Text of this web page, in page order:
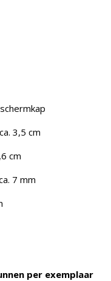
3,5 cm
cm
7 mm
per exemplaar